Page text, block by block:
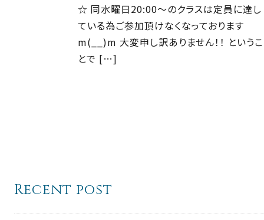
☆ 同水曜日20:00〜のクラスは定員に達し
ている為ご参加頂けなくなっております
m(__)m 大変申し訳ありません！！ というこ
とで […]
Recent post